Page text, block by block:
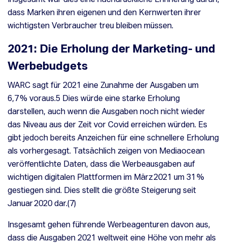
dass Marken ihren eigenen und den Kernwerten ihrer
wichtigsten Verbraucher treu bleiben müssen.
2021: Die Erholung der Marketing- und
Werbebudgets
WARC sagt für 2021 eine Zunahme der Ausgaben um
6,7 % voraus.5 Dies würde eine starke Erholung
darstellen, auch wenn die Ausgaben noch nicht wieder
das Niveau aus der Zeit vor Covid erreichen würden. Es
gibt jedoch bereits Anzeichen für eine schnellere Erholung
als vorhergesagt. Tatsächlich zeigen von Mediaocean
veröffentlichte Daten, dass die Werbeausgaben auf
wichtigen digitalen Plattformen im März 2021 um 31 %
gestiegen sind. Dies stellt die größte Steigerung seit
Januar 2020 dar.(7)
Insgesamt gehen führende Werbeagenturen davon aus,
dass die Ausgaben 2021 weltweit eine Höhe von mehr als